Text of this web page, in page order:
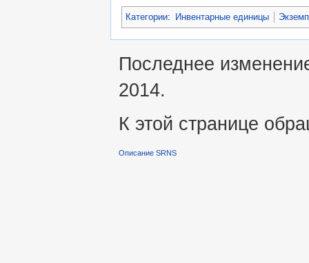
Категории: Инвентарные единицы
Последнее
2014.
К этой странице
Описание SRNS